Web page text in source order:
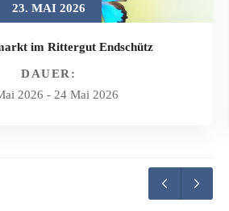
23. MAI 2026
im Rittergut Endschütz
DAUER:
2026 - 24 Mai 2026